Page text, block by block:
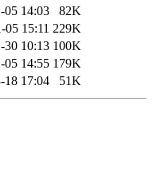
05 14:03
82K
05 15:11 229K
30 10:13 100K
05 14:55 179K
18 17:04 51K